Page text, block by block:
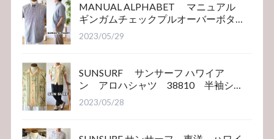
MANUAL ALPHABET マニュアル
ギンガムチェックプルオーバーボタ
ンダウンシャツ
2023/05/29
SUNSURF サンサーフ ハワイア
ン アロハシャツ 38810 半袖シ
ャツ
2023/05/28